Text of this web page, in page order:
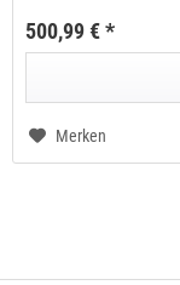
500,99 € *
Merken